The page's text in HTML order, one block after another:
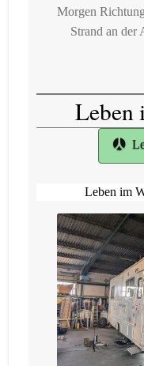
Morgen
Strand an
Leben
Leben im